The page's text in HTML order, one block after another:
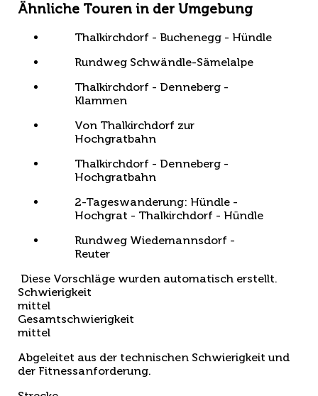
Ähnliche Touren in der Umgebung
Thalkirchdorf - Buchenegg - Hündle
Rundweg Schwändle-Sämelalpe
Thalkirchdorf - Denneberg -
Klammen
Von Thalkirchdorf zur
Hochgratbahn
Thalkirchdorf - Denneberg -
Hochgratbahn
2-Tageswanderung: Hündle -
Hochgrat - Thalkirchdorf - Hündle
Rundweg Wiedemannsdorf -
Reuter
Diese Vorschläge wurden automatisch erstellt.
Schwierigkeit
mittel
Gesamtschwierigkeit
mittel
Abgeleitet aus der technischen Schwierigkeit und
der Fitnessanforderung.